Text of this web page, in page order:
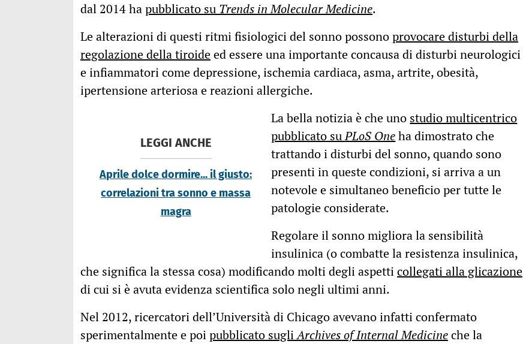
dal 2014 hapubblicato su Trends in Molecular Medicine.
Le alterazioni di questi ritmi fisiologici del sonno possonoprovocare disturbi della
regolazione della tiroideed essere una importante concausa di disturbi neurologici
e infiammatori come depressione, ischemia cardiaca, asma, artrite, obesità,
ipertensione arteriosa e reazioni allergiche.
LEGGI ANCHE
Aprile dolce dormire... il giusto:
correlazioni tra sonno e massa
magra
La bella notizia è che uno studio multicentrico
pubblicato suPLoS Oneha dimostrato che
trattando i disturbi del sonno, quando sono
presenti in queste condizioni, si arriva a un
notevole e simultaneo beneficio per tutte le
patologie considerate.
Regolare il sonno migliora la sensibilità
insulinica (o combatte la resistenza insulinica,
che significa la stessa cosa) modificando molti degli aspetticollegati alla glicazione
di cui si è avuta evidenza scientifica solo negli ultimi anni.
Nel 2012, ricercatori dell’Università di Chicago avevano infatti confermato
sperimentalmente e poipubblicato sugliArchives of Internal Medicineche la